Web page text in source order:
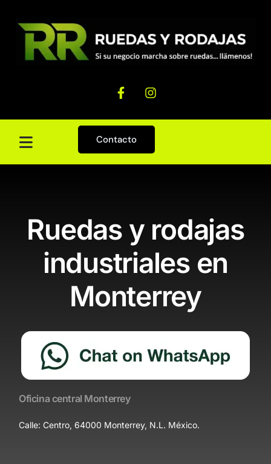
Contacto
Ruedas y rodajas
industriales en
Monterrey
Oficina central Monterrey
Calle: Centro, 64000 Monterrey, N.L. México.